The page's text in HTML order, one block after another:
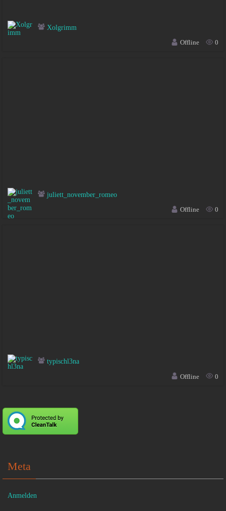
Xolgrimm
Offline
0
juliett_november_romeo
Offline
0
typischl3na
Offline
0
Meta
Anmelden